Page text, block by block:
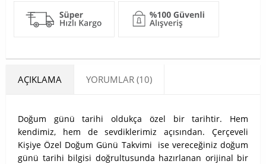
AÇIKLAMA YORUMLAR (10)
Doğum günü tarihi oldukça özel bir tarihtir. Hem
kendimiz, hem de sevdiklerimiz açısından. Çerçeveli
Kişiye Özel Doğum Günü Takvimi ise vereceğiniz doğum
günü tarihi bilgisi doğrultusunda hazırlanan orijinal bir